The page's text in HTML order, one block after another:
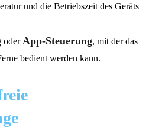
und die Betriebszeit des Geräts
oder App-Steuerung, mit der das
bedient werden kann.